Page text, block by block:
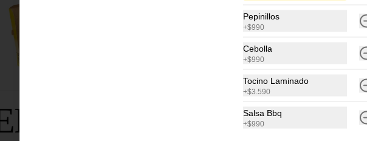
EN CASA
Pepinillos
+$990
Cebolla
+$990
Tocino Laminado
+$3.590
Salsa Bbq
+$990